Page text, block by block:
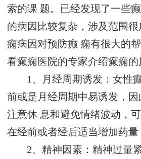
索的课 题。已经发现了一些
的病因比较复杂，涉及范围
痫病因对预防癫 痫有很大的
看癫痫医院的专家介绍癫痫的
1、月经周期诱发：女性
前或是月经周期中易诱发，
注意休 息和避免情绪波动，
在经前或者经后适当增加药量
2、精神因素：精神过量